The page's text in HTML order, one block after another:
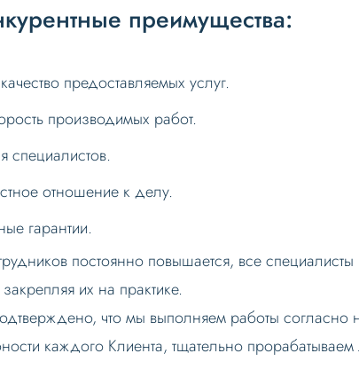
преимущества:
предоставляемых услуг.
производимых работ.
специалистов.
отношение к делу.
гарантии.
постоянно повышается, все
их на практике.
что мы выполняем работы согласно
каждого Клиента, тщательно